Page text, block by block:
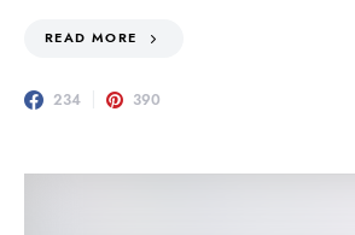
READ MORE
234 390